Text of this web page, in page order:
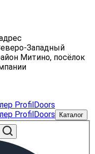
Западный
Митино, посёлок
Каталог